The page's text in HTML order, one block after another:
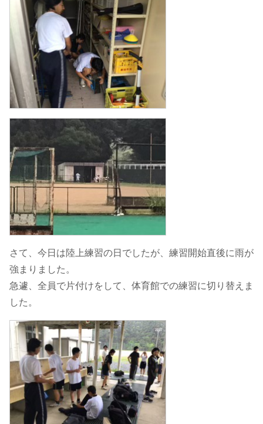
さて、今日は陸上練習の日でしたが、練習開始直後に雨が
強まりました。
急遽、全員で片付けをして、体育館での練習に切り替えま
した。